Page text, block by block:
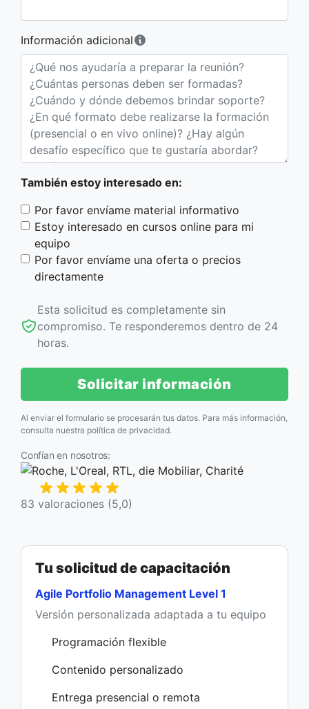
Información adicional
También estoy interesado en:
Por favor envíame material informativo
Estoy interesado en cursos online para mi
equipo
Por favor envíame una oferta o precios
directamente
Esta solicitud es completamente sin
compromiso. Te responderemos dentro de 24
horas.
Solicitar información
Al enviar el formulario se procesarán tus datos. Para más información,
consulta nuestra política de privacidad.
Confían en nosotros:
83 valoraciones (5,0)
Tu solicitud de capacitación
Agile Portfolio Management Level 1
Versión personalizada adaptada a tu equipo
Programación flexible
Contenido personalizado
Entrega presencial o remota